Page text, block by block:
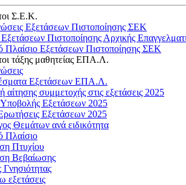
Σ.Ε.Κ.
Εξετάσεων Πιστοποίησης ΣΕΚ
Πιστοποίησης Αρχικής
Πλαίσιο Εξετάσεων Πιστοποίησης ΣΕΚ
τάξης μαθητείας ΕΠΑ.Λ.
Εξετάσεων ΕΠΑ.Λ.
αίτησης συμμετοχής στις εξετάσεις 2025
Εξετάσεων 2025
Εξετάσεων 2025
Θεμάτων ανά ειδικότητα
Πλαίσιο
Πτυχίου
Βεβαίωσης
εξετάσεις